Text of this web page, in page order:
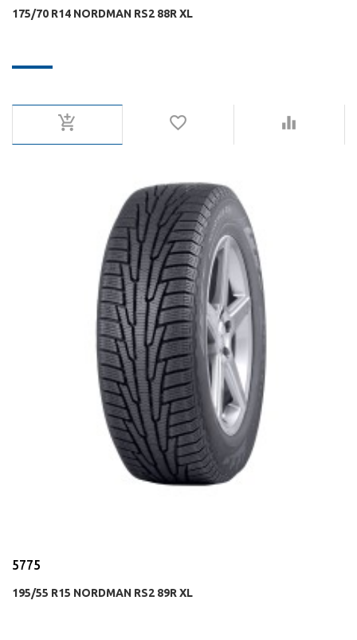
175/70 R14 NORDMAN RS2 88R XL
5775
195/55 R15 NORDMAN RS2 89R XL